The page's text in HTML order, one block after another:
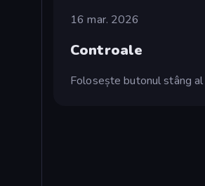
16 mar. 2026
Controale
Folosește butonul stâng